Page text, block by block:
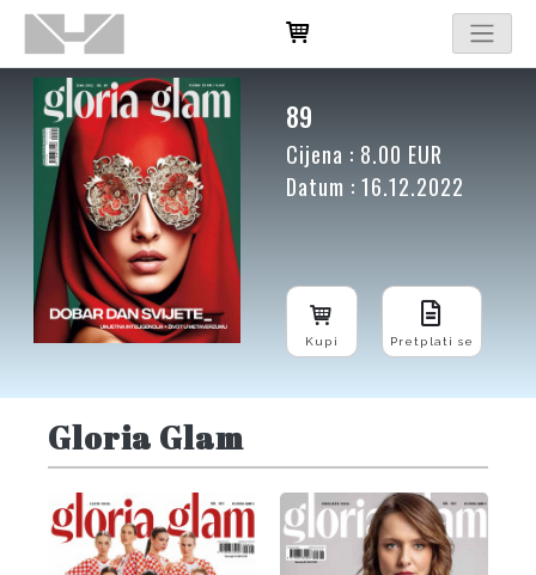
89
Cijena : 8.00 EUR
Datum : 16.12.2022
Kupi Pretplati se
Gloria Glam